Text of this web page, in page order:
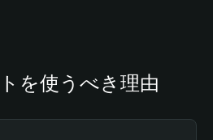
を使うべき理由